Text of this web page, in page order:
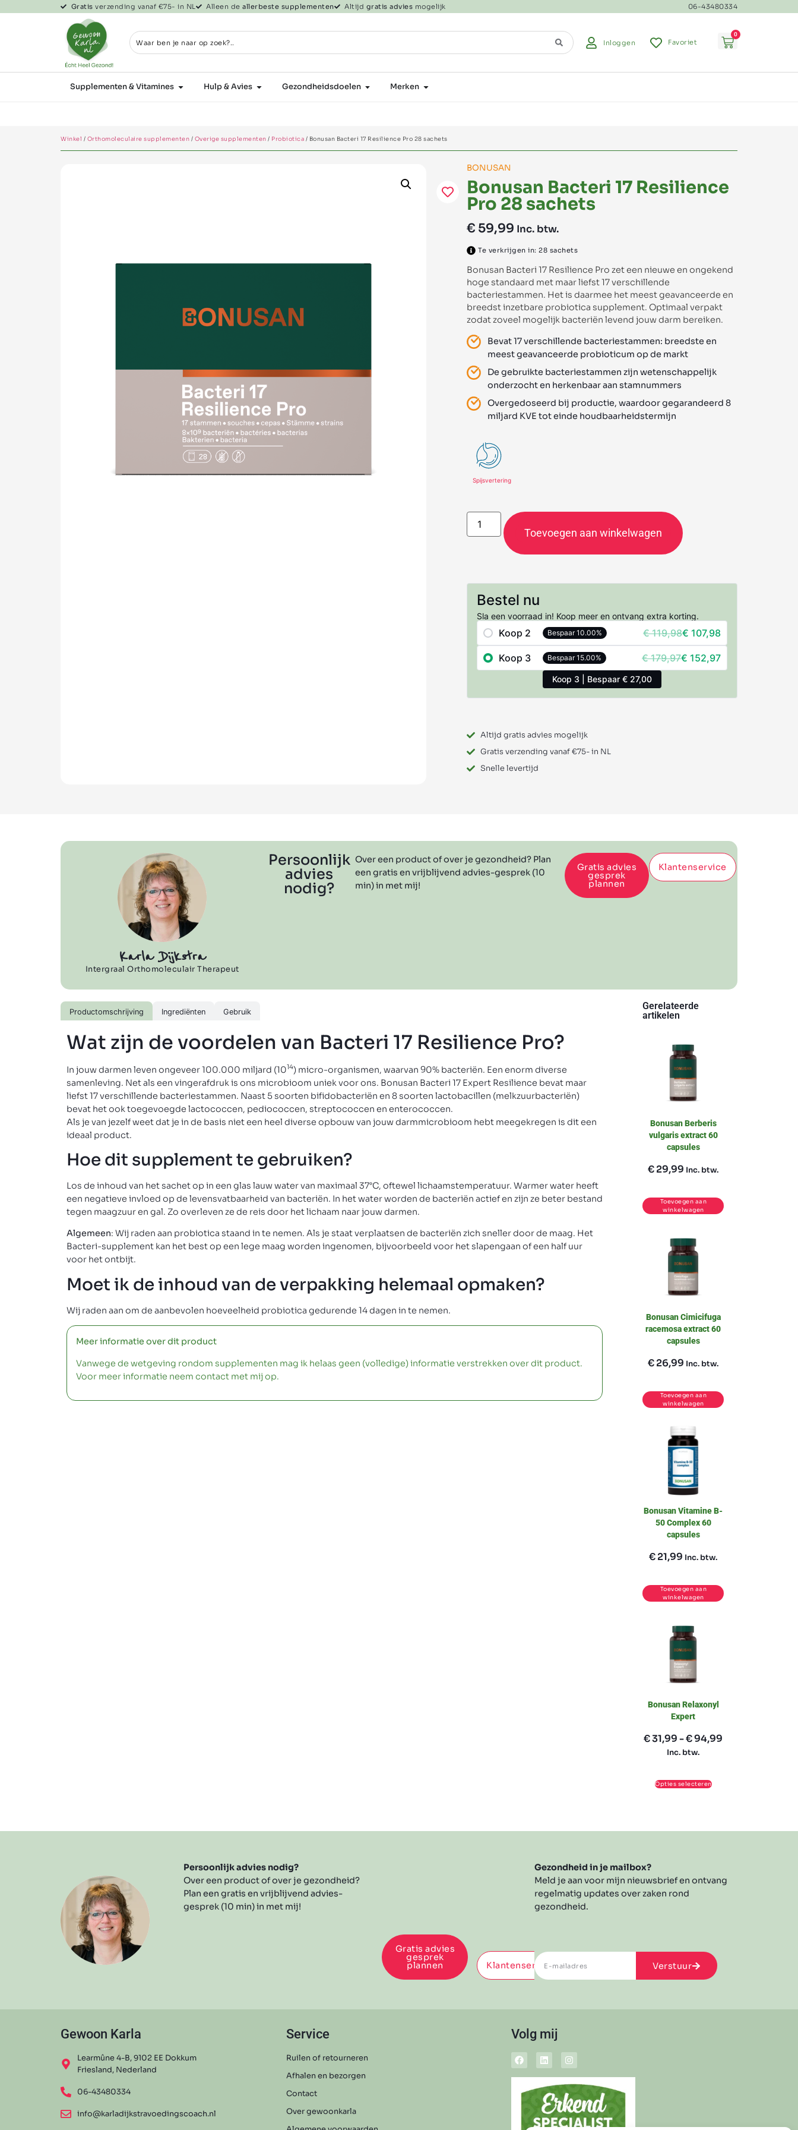
Gratis verzending vanaf €75- in NL Alleen de allerbeste supplementen Altijd gratis advies mogelijk 06-43480334
Inloggen Favoriet
0
Supplementen & Vitamines Hulp & Avies Gezondheidsdoelen Merken
Winkel / Orthomoleculaire supplementen / Overige supplementen / Probiotica / Bonusan Bacteri 17 Resilience Pro 28 sachets
BONUSAN
Bonusan Bacteri 17 Resilience
Pro 28 sachets
€ 59,99 Inc. btw.
Te verkrijgen in: 28 sachets
Bonusan Bacteri 17 Resilience Pro zet een nieuwe en ongekend
hoge standaard met maar liefst 17 verschillende
bacteriestammen. Het is daarmee het meest geavanceerde en
breedst inzetbare probiotica supplement. Optimaal verpakt
zodat zoveel mogelijk bacteriën levend jouw darm bereiken.
Bevat 17 verschillende bacteriestammen: breedste en
meest geavanceerde probioticum op de markt
De gebruikte bacteriestammen zijn wetenschappelijk
onderzocht en herkenbaar aan stamnummers
Overgedoseerd bij productie, waardoor gegarandeerd 8
miljard KVE tot einde houdbaarheidstermijn
Spijsvertering
Toevoegen aan winkelwagen
Bestel nu
Sla een voorraad in! Koop meer en ontvang extra korting.
Koop 2 Bespaar 10.00% €119,98€ 107,98
Koop 3 Bespaar 15.00% €179,97€ 152,97
Koop 3 | Bespaar € 27,00
Altijd gratis advies mogelijk
Gratis verzending vanaf €75- in NL
Snelle levertijd
Karla Dijkstra
Intergraal Orthomoleculair Therapeut
Persoonlijk
advies
nodig?
Over een product of over je gezondheid? Plan
een gratis en vrijblijvend advies-gesprek (10
min) in met mij!
Gratis advies
gesprek
plannen
Klantenservice
Productomschrijving Ingrediënten Gebruik
Wat zijn de voordelen van Bacteri 17 Resilience Pro?
In jouw darmen leven ongeveer 100.000 miljard (1014) micro-organismen, waarvan 90% bacteriën. Een enorm diverse
samenleving. Net als een vingerafdruk is ons microbioom uniek voor ons. Bonusan Bacteri 17 Expert Resilience bevat maar
liefst 17 verschillende bacteriestammen. Naast 5 soorten bifidobacteriën en 8 soorten lactobacillen (melkzuurbacteriën)
bevat het ook toegevoegde lactococcen, pediococcen, streptococcen en enterococcen.
Als je van jezelf weet dat je in de basis niet een heel diverse opbouw van jouw darmmicrobioom hebt meegekregen is dit een
ideaal product.
Hoe dit supplement te gebruiken?
Los de inhoud van het sachet op in een glas lauw water van maximaal 37°C, oftewel lichaamstemperatuur. Warmer water heeft
een negatieve invloed op de levensvatbaarheid van bacteriën. In het water worden de bacteriën actief en zijn ze beter bestand
tegen maagzuur en gal. Zo overleven ze de reis door het lichaam naar jouw darmen.
Algemeen: Wij raden aan probiotica staand in te nemen. Als je staat verplaatsen de bacteriën zich sneller door de maag. Het
Bacteri-supplement kan het best op een lege maag worden ingenomen, bijvoorbeeld voor het slapengaan of een half uur
voor het ontbijt.
Moet ik de inhoud van de verpakking helemaal opmaken?
Wij raden aan om de aanbevolen hoeveelheid probiotica gedurende 14 dagen in te nemen.
Meer informatie over dit product
Vanwege de wetgeving rondom supplementen mag ik helaas geen (volledige) informatie verstrekken over dit product.
Voor meer informatie neem contact met mij op.
Gerelateerde
artikelen
Bonusan Berberis
vulgaris extract 60
capsules
€29,99 Inc. btw.
Toevoegen aan
winkelwagen
Bonusan Cimicifuga
racemosa extract 60
capsules
€26,99 Inc. btw.
Toevoegen aan
winkelwagen
Bonusan Vitamine B-
50 Complex 60
capsules
€21,99 Inc. btw.
Toevoegen aan
winkelwagen
Bonusan Relaxonyl
Expert
€31,99 -€94,99
Inc. btw.
Opties selecteren
Persoonlijk advies nodig?
Over een product of over je gezondheid?
Plan een gratis en vrijblijvend advies-
gesprek (10 min) in met mij!
Gratis advies
gesprek
plannen Klantenservice
Gezondheid in je mailbox?
Meld je aan voor mijn nieuwsbrief en ontvang
regelmatig updates over zaken rond
gezondheid.
Verstuur
Gewoon Karla
Learmûne 4-B, 9102 EE Dokkum
Friesland, Nederland
06-43480334
info@karladijkstravoedingscoach.nl
Service
Ruilen of retourneren
Afhalen en bezorgen
Contact
Over gewoonkarla
Volg mij